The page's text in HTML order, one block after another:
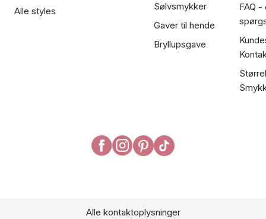
Alle styles
Sølvsmykker
Gaver til hende
Bryllupsgave
FAQ
Alle kontaktoplysninger